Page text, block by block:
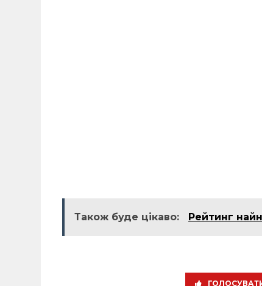
Також буде цікаво: Рейтинг